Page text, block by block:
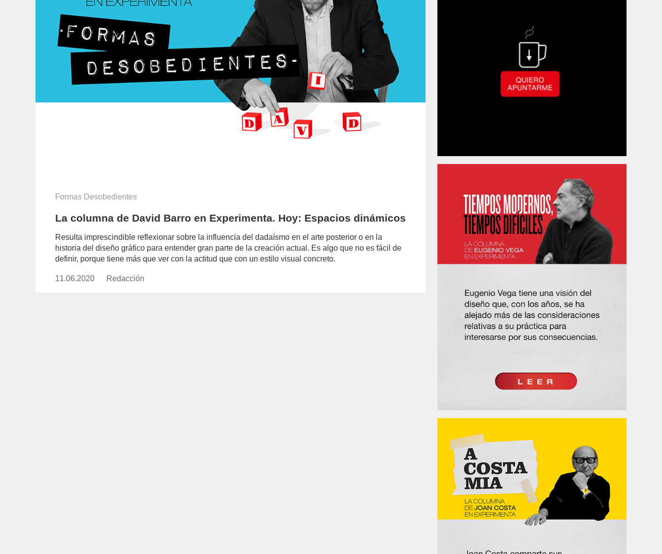
Formas Desobedientes
La columna de David Barro en Experimenta. Hoy: Espacios dinámicos
Resulta imprescindible reflexionar sobre la influencia del dadaísmo en el arte posterior o en la
historia del diseño gráfico para entender gran parte de la creación actual. Es algo que no es fácil de
definir, porque tiene más que ver con la actitud que con un estilo visual concreto.
Publicado
11.06.2020 https://www.experimenta.es/author/redaccion/
Redacción